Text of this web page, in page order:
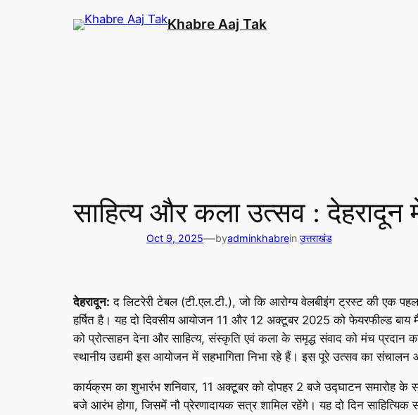
Khabre Aaj Tak
साहित्य और कला उत्सव : देहरादून
Oct 9, 2025—byadminkhabrein उत्तराखंड
देहरादून: द लिटरेरी टेबल (टी.एल.टी.), जो कि आरोग्य वेलबीइंग ट्रस्ट की एक
हर्षित है। यह दो दिवसीय आयोजन 11 और 12 अक्टूबर 2025 को फेयरफील्ड बाय
को प्रोत्साहन देना और साहित्य, संस्कृति एवं कला के समृद्ध संवाद को मंच
स्थानीय उद्यमी इस आयोजन में सहभागिता निभा रहे हैं। इस पूरे उत्सव का संचालन
कार्यक्रम का शुभारंभ शनिवार, 11 अक्टूबर को दोपहर 2 बजे उद्घाटन समारोह
बजे आरंभ होगा, जिसमें नौ प्रेरणादायक सत्र शामिल रहेंगे। यह दो दिन